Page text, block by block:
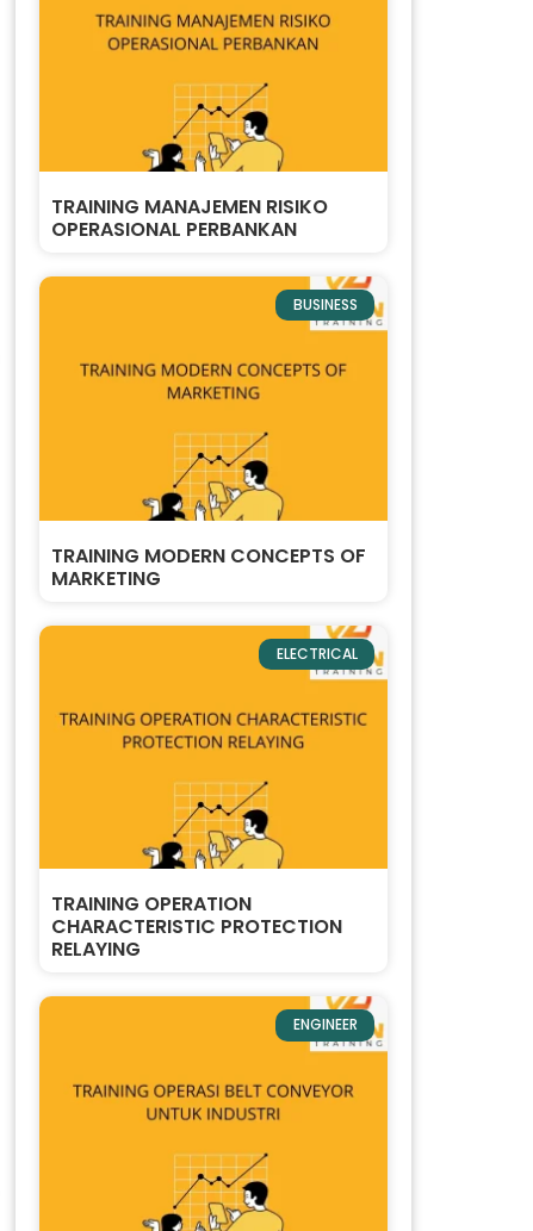
TRAINING MANAJEMEN RISIKO
OPERASIONAL PERBANKAN
BUSINESS
TRAINING MODERN CONCEPTS OF
MARKETING
ELECTRICAL
TRAINING OPERATION
CHARACTERISTIC PROTECTION
RELAYING
ENGINEER